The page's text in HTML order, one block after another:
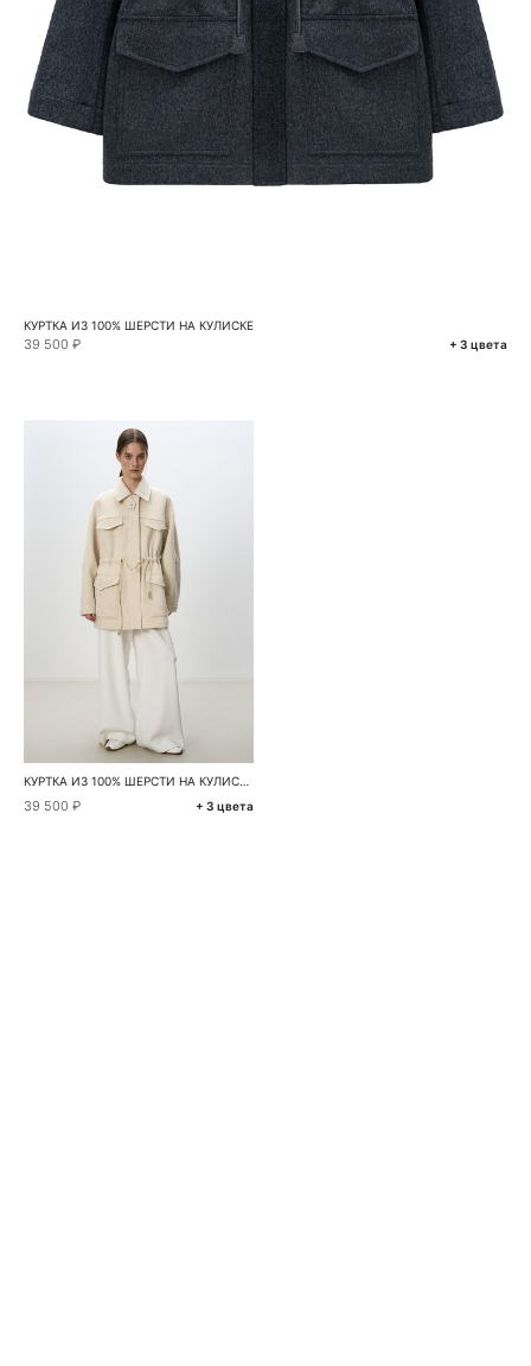
КУРТКА ИЗ 100% ШЕРСТИ НА КУЛИСКЕ
39 500 ₽ + 3 цвета
КУРТКА ИЗ 100% ШЕРСТИ НА КУЛИСКЕ
39 500 ₽ + 3 цвета